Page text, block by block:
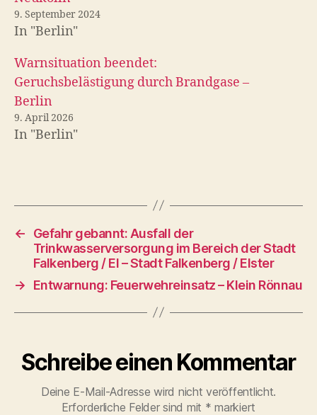
9. September 2024
In "Berlin"
Warnsituation beendet:
Geruchsbelästigung durch Brandgase –
Berlin
9. April 2026
In "Berlin"
←
Gefahr gebannt: Ausfall der
Trinkwasserversorgung im Bereich der Stadt
Falkenberg / El – Stadt Falkenberg / Elster
→
Entwarnung: Feuerwehreinsatz – Klein Rönnau
Schreibe einen Kommentar
Deine E-Mail-Adresse wird nicht veröffentlicht.
Erforderliche Felder sind mit * markiert